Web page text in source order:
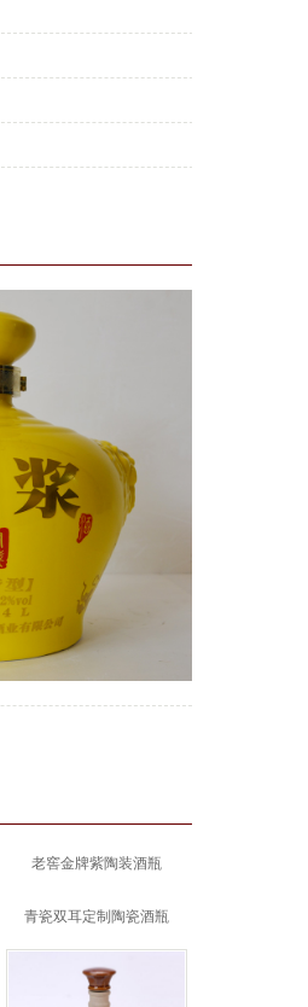
老窖金牌紫陶装酒瓶
青瓷双耳定制陶瓷酒瓶